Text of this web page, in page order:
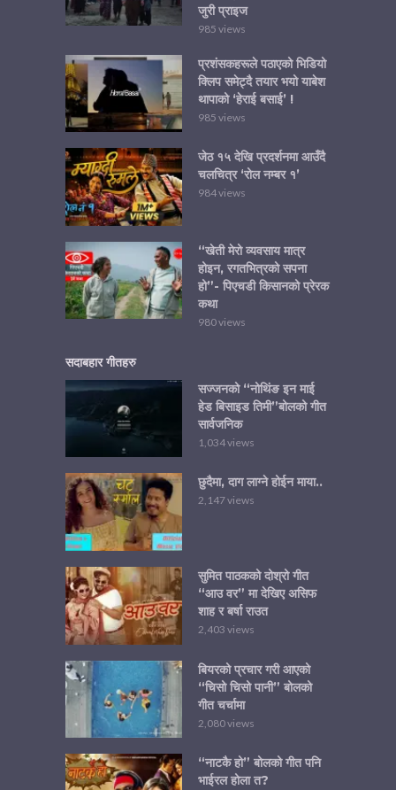
जुरी प्राइज
985 views
प्रशंसकहरूले पठाएको भिडियो
क्लिप समेट्दै तयार भयो याबेश
थापाको ‘हेराई बसाई’ !
985 views
जेठ १५ देखि प्रदर्शनमा आउँदै
चलचित्र ‘रोल नम्बर १’
984 views
“खेती मेरो व्यवसाय मात्र
होइन, रगतभित्रको सपना
हो”- पिएचडी किसानको प्रेरक
कथा
980 views
सदाबहार गीतहरु
सज्जनको “नोथिंङ इन माई
हेड बिसाइड तिमी”बोलको गीत
सार्वजनिक
1,034 views
छुदैमा, दाग लाग्ने होईन माया..
2,147 views
सुमित पाठकको दोश्रो गीत
“आउ वर” मा देखिए असिफ
शाह र बर्षा राउत
2,403 views
बियरको प्रचार गरी आएको
“चिसो चिसो पानी” बोलको
गीत चर्चामा
2,080 views
“नाटकै हो” बोलको गीत पनि
भाईरल होला त?